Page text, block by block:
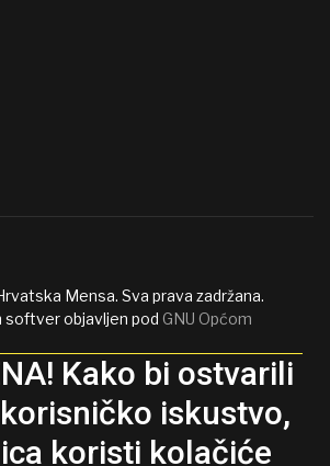
Mensa. Sva prava zadržana.
softver objavljen pod GNU Općom
Kako bi ostvarili
iskustvo,
koristi kolačiće